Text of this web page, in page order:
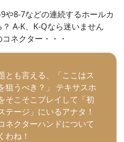
や8-7などの連続するホールカ
A-K、K-Qなら迷いません
ネクター・・・
とも言える、「ここはス
狙うべき？」 テキサスホ
そこそこプレイして「初
テージ」にいるアナタ！
ネクターハンドについて
わね！